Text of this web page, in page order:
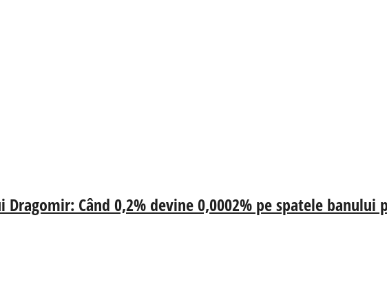
Când 0,2% devine 0,0002% pe spatele banului